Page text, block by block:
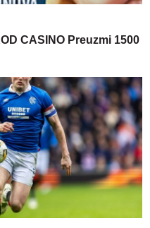
CASINO Preuzmi 1500